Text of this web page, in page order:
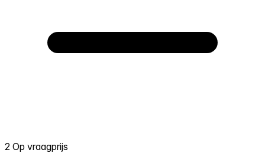
2 Op vraagprijs